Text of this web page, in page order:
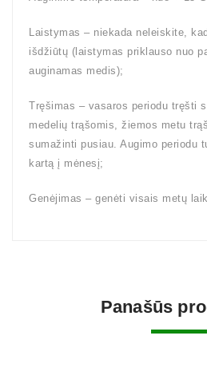
Laistymas – niekada neleiskite,
išdžiūtų (laistymas priklauso nuo
auginamas medis);
Tręšimas – vasaros periodu tręšti
medelių trąšomis, žiemos metu
sumažinti pusiau. Augimo periodu
kartą į mėnesį;
Genėjimas – genėti visais metų
Panašūs